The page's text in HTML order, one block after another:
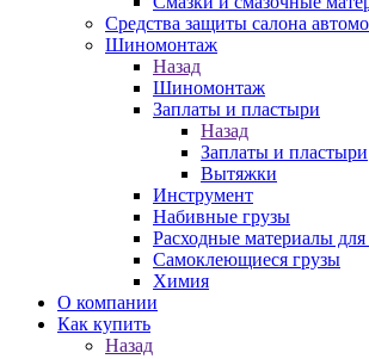
Средства защиты салона
Шиномонтаж
Назад
Шиномонтаж
Заплаты и пластыри
Назад
Заплаты и пластыри
Вытяжки
Инструмент
Набивные грузы
Расходные материалы
Самоклеющиеся грузы
Химия
О компании
Как купить
Назад